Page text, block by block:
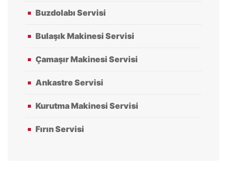
Buzdolabı Servisi
Bulaşık Makinesi Servisi
Çamaşır Makinesi Servisi
Ankastre Servisi
Kurutma Makinesi Servisi
Fırın Servisi